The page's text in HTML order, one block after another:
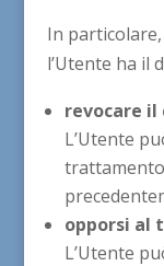
In
l’Utente ha il
revocare il
L’Utente
opporsi al
L’Utente